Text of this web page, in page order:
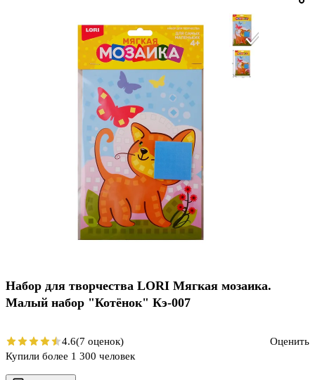
Набор для творчества LORI Мягкая мозаика.
Малый набор "Котёнок" Кэ-007
4.6(7 оценок)
Оценить
Купили более 1 300 человек